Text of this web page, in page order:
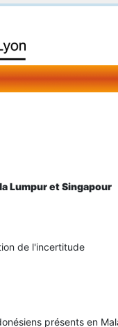
Lumpur et Singapour
de l'incertitude
présents en